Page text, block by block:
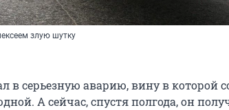
злую шутку
в серьезную аварию, вину в которой
А сейчас, спустя полгода, он